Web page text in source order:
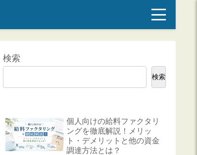
検索
検索
個人向けの給料ファクタリ
ングを徹底解説！メリッ
ト・デメリットと他の資金
調達方法とは？